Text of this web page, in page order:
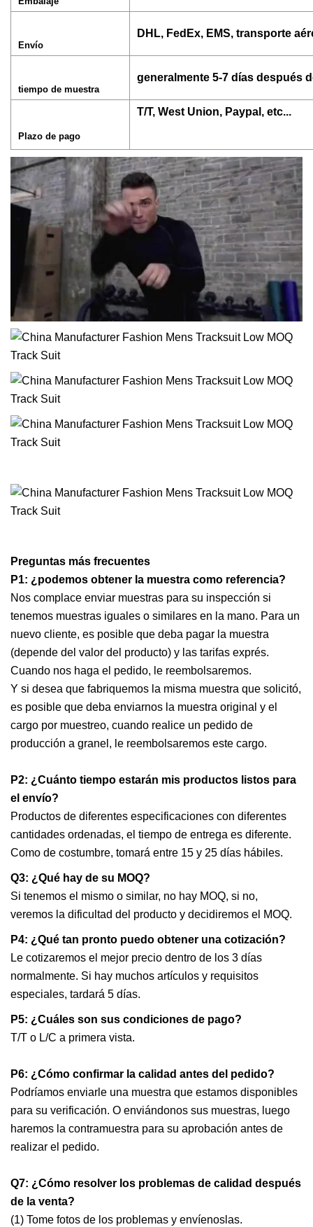
Envío
DHL, FedEx, EMS, transporte
tiempo de muestra
generalmente 5-7 días después
Plazo de pago
T/T, West Union, Paypal, etc...
Preguntas más frecuentes
P1: ¿podemos obtener la muestra como referencia?
Nos complace enviar muestras para su inspección si
tenemos muestras iguales o similares en la mano. Para un
nuevo cliente, es posible que deba pagar la muestra
(depende del valor del producto) y las tarifas exprés.
Cuando nos haga el pedido, le reembolsaremos.
Y si desea que fabriquemos la misma muestra que solicitó,
es posible que deba enviarnos la muestra original y el
cargo por muestreo, cuando realice un pedido de
producción a granel, le reembolsaremos este cargo.
P2: ¿Cuánto tiempo estarán mis productos listos para
el envío?
Productos de diferentes especificaciones con diferentes
cantidades ordenadas, el tiempo de entrega es diferente.
Como de costumbre, tomará entre 15 y 25 días hábiles.
Q3: ¿Qué hay de su MOQ?
Si tenemos el mismo o similar, no hay MOQ, si no,
veremos la dificultad del producto y decidiremos el MOQ.
P4: ¿Qué tan pronto puedo obtener una cotización?
Le cotizaremos el mejor precio dentro de los 3 días
normalmente. Si hay muchos artículos y requisitos
especiales, tardará 5 días.
P5: ¿Cuáles son sus condiciones de pago?
T/T o L/C a primera vista.
P6: ¿Cómo confirmar la calidad antes del pedido?
Podríamos enviarle una muestra que estamos disponibles
para su verificación. O enviándonos sus muestras, luego
haremos la contramuestra para su aprobación antes de
realizar el pedido.
Q7: ¿Cómo resolver los problemas de calidad después
de la venta?
(1) Tome fotos de los problemas y envíenoslas.